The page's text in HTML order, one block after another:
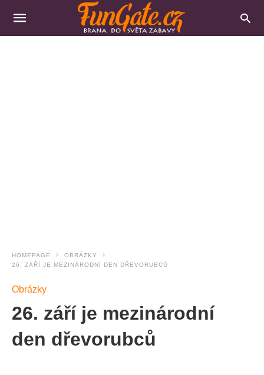
HOMEPAGE
OBRÁZKY
26. ZÁŘÍ JE MEZINÁRODNÍ DEN DŘEVORUBCŮ
Obrázky
26. září je mezinárodní
den dřevorubců